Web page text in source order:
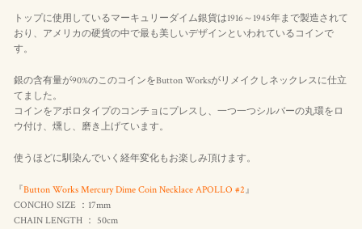
トップに使用しているマーキュリーダイム銀貨は1916～1945年まで製造されて
おり、アメリカの硬貨の中で最も美しいデザインといわれているコインで
す。
銀の含有量が90%のこのコインをButton Worksがリメイクしネックレスに仕立
てました。
コインをアポロタイプのコンチョにプレスし、一つ一つシルバーの丸環をロ
ウ付け、燻し、磨き上げています。
使うほどに馴染んでいく経年変化もお楽しみ頂けます。
『Button Works Mercury Dime Coin Necklace APOLLO #2』
CONCHO SIZE ：17mm
CHAIN LENGTH ： 50cm